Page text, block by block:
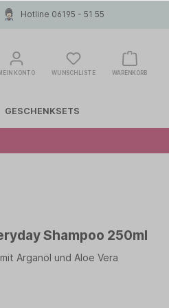
Hotline 06195 - 51 55
KONTO WUNSCHLISTE WARENKORB
GESCHENKSETS
Shampoo 250ml
Arganöl und Aloe Vera